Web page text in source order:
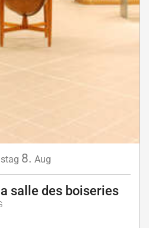
8. Aug
salle des boiseries